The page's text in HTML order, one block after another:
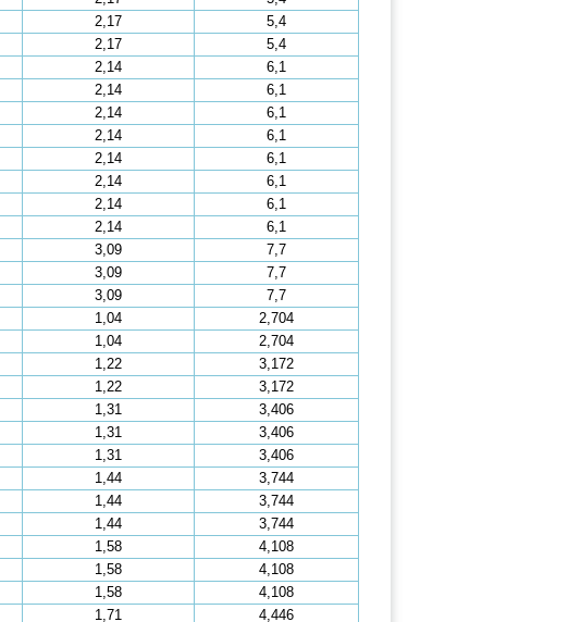
2,17
5,4
2,17
5,4
2,14
6,1
2,14
6,1
2,14
6,1
2,14
6,1
2,14
6,1
2,14
6,1
2,14
6,1
2,14
6,1
3,09
7,7
3,09
7,7
3,09
7,7
1,04
2,704
1,04
2,704
1,22
3,172
1,22
3,172
1,31
3,406
1,31
3,406
1,31
3,406
1,44
3,744
1,44
3,744
1,44
3,744
1,58
4,108
1,58
4,108
1,58
4,108
1,71 4,446